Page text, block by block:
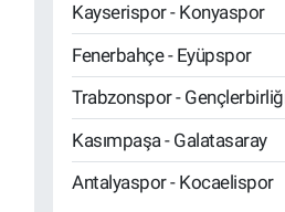
Kayserispor - Konyaspor
Fenerbahçe - Eyüpspor
Trabzonspor -
Kasımpaşa - Galatasaray
Antalyaspor - Kocaelispor